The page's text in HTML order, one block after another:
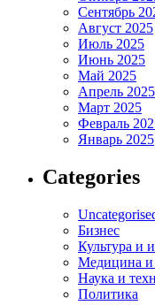
Сентябрь
Август 2025
Июль 2025
Июнь 2025
Май 2025
Апрель 2025
Март 2025
Февраль
Январь 2025
Categories
Бизнес
Культура и
Медицина и
Наука и
Политика